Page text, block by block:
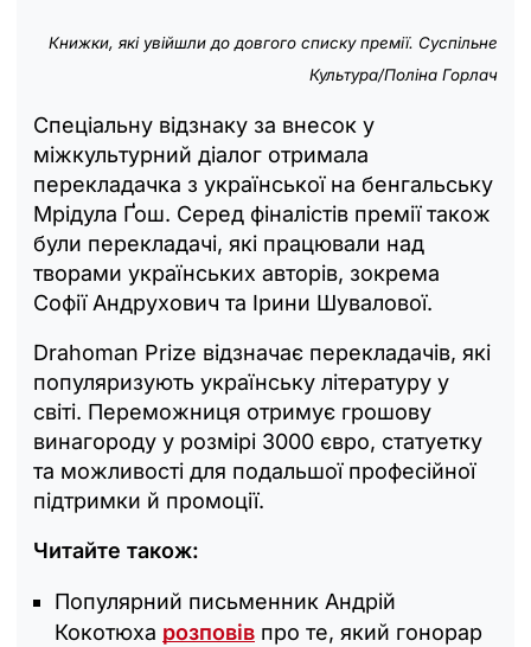
Книжки, які увійшли до довгого списку премії. Суспільне
Культура/Поліна Горлач
Спеціальну відзнаку за внесок у
міжкультурний діалог отримала
перекладачка з української на бенгальську
Мрідула Ґош. Серед фіналістів премії також
були перекладачі, які працювали над
творами українських авторів, зокрема
Софії Андрухович та Ірини Шувалової.
Drahoman Prize відзначає перекладачів, які
популяризують українську літературу у
світі. Переможниця отримує грошову
винагороду у розмірі 3000 євро, статуетку
та можливості для подальшої професійної
підтримки й промоції.
Читайте також:
Популярний письменник Андрій
Кокотюха розповів про те, який гонорар